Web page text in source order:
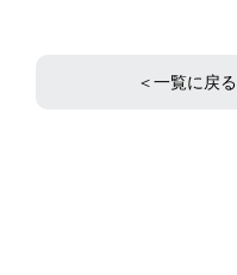
＜一覧に戻る